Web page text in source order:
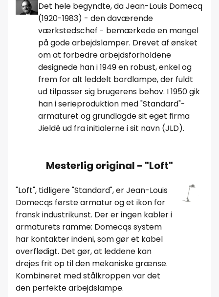
Det hele begyndte, da Jean-Louis Domecq
(1920-1983) - den daværende
værkstedschef - bemærkede en mangel
på gode arbejdslamper. Drevet af ønsket
om at forbedre arbejdsforholdene
designede han i 1949 en robust, enkel og
frem for alt leddelt bordlampe, der fuldt
ud tilpasser sig brugerens behov. I 1950 gik
han i serieproduktion med "Standard"-
armaturet og grundlagde sit eget firma
Jieldé ud fra initialerne i sit navn (JLD).
Mesterlig original - "Loft"
"Loft", tidligere "Standard", er Jean-Louis
Domecqs første armatur og et ikon for
fransk industrikunst. Der er ingen kabler i
armaturets ramme: Domecqs system
har kontakter indeni, som gør et kabel
overflødigt. Det gør, at leddene kan
drejes frit op til den mekaniske grænse.
Kombineret med stålkroppen var det
den perfekte arbejdslampe.